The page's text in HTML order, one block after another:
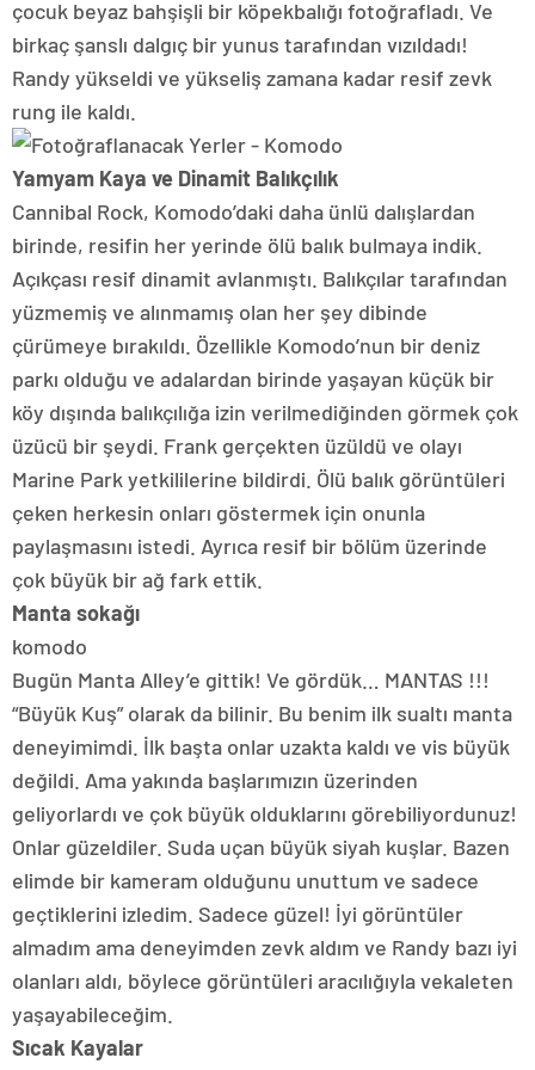
çocuk beyaz bahşişli bir köpekbalığı fotoğrafladı. Ve
birkaç şanslı dalgıç bir yunus tarafından vızıldadı!
Randy yükseldi ve yükseliş zamana kadar resif zevk
rung ile kaldı.
Yamyam Kaya ve Dinamit Balıkçılık
Cannibal Rock, Komodo’daki daha ünlü dalışlardan
birinde, resifin her yerinde ölü balık bulmaya indik.
Açıkçası resif dinamit avlanmıştı. Balıkçılar tarafından
yüzmemiş ve alınmamış olan her şey dibinde
çürümeye bırakıldı. Özellikle Komodo’nun bir deniz
parkı olduğu ve adalardan birinde yaşayan küçük bir
köy dışında balıkçılığa izin verilmediğinden görmek çok
üzücü bir şeydi. Frank gerçekten üzüldü ve olayı
Marine Park yetkililerine bildirdi. Ölü balık görüntüleri
çeken herkesin onları göstermek için onunla
paylaşmasını istedi. Ayrıca resif bir bölüm üzerinde
çok büyük bir ağ fark ettik.
Manta sokağı
komodo
Bugün Manta Alley’e gittik! Ve gördük… MANTAS !!!
“Büyük Kuş” olarak da bilinir. Bu benim ilk sualtı manta
deneyimimdi. İlk başta onlar uzakta kaldı ve vis büyük
değildi. Ama yakında başlarımızın üzerinden
geliyorlardı ve çok büyük olduklarını görebiliyordunuz!
Onlar güzeldiler. Suda uçan büyük siyah kuşlar. Bazen
elimde bir kameram olduğunu unuttum ve sadece
geçtiklerini izledim. Sadece güzel! İyi görüntüler
almadım ama deneyimden zevk aldım ve Randy bazı iyi
olanları aldı, böylece görüntüleri aracılığıyla vekaleten
yaşayabileceğim.
Sıcak Kayalar